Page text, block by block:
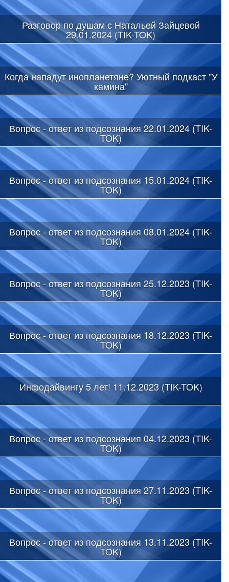
Разговор по душам с Натальей Зайцевой
29.01.2024 (TIK-TOK)
Когда нападут инопланетяне? Уютный подкаст "У
камина"
Вопрос - ответ из подсознания 22.01.2024 (TIK-
TOK)
Вопрос - ответ из подсознания 15.01.2024 (TIK-
TOK)
Вопрос - ответ из подсознания 08.01.2024 (TIK-
TOK)
Вопрос - ответ из подсознания 25.12.2023 (TIK-
TOK)
Вопрос - ответ из подсознания 18.12.2023 (TIK-
TOK)
Инфодайвингу 5 лет! 11.12.2023 (TIK-TOK)
Вопрос - ответ из подсознания 04.12.2023 (TIK-
TOK)
Вопрос - ответ из подсознания 27.11.2023 (TIK-
TOK)
Вопрос - ответ из подсознания 13.11.2023 (TIK-
TOK)